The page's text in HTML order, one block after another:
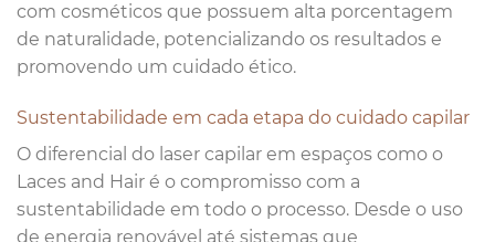
com cosméticos que possuem alta porcentagem
de naturalidade, potencializando os resultados e
promovendo um cuidado ético.
Sustentabilidade em cada etapa do cuidado capilar
O diferencial do laser capilar em espaços como o
Laces and Hair é o compromisso com a
sustentabilidade em todo o processo. Desde o uso
de energia renovável até sistemas que